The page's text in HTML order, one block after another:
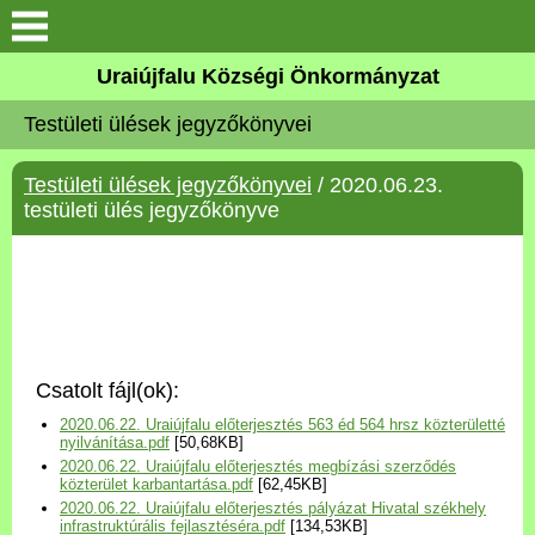
Köszöntő
Elérhetőségek
Uraiújfalu
Választási információk
Versenyképes Járások
Program
Uraiújfalu Községi Önkormányzat
Testületi ülések jegyzőkönyvei
Testületi ülések jegyzőkönyvei / 2020.06.23.
testületi ülés jegyzőkönyve
Csatolt fájl(ok):
2020.06.22. Uraiújfalu előterjesztés 563 éd 564 hrsz közterületté
nyilvánítása.pdf [50,68KB]
2020.06.22. Uraiújfalu előterjesztés megbízási szerződés
közterület karbantartása.pdf [62,45KB]
2020.06.22. Uraiújfalu előterjesztés pályázat Hivatal székhely
infrastruktúrális fejlasztéséra.pdf [134,53KB]